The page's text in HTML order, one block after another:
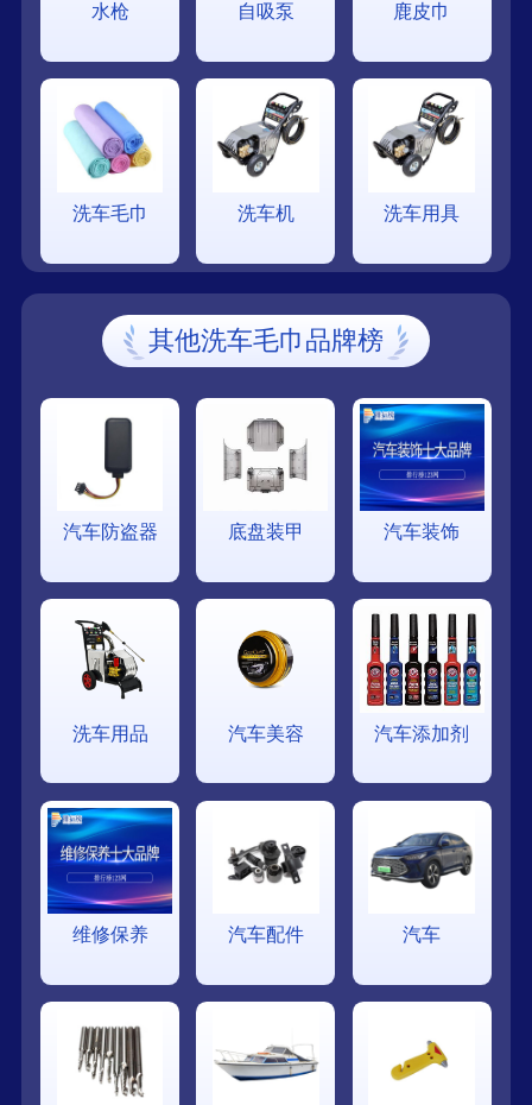
水枪 自吸泵 鹿皮巾
洗车毛巾 洗车机 洗车用具
其他洗车毛巾品牌榜
汽车防盗器 底盘装甲 汽车装饰
洗车用品 汽车美容 汽车添加剂
维修保养 汽车配件 汽车